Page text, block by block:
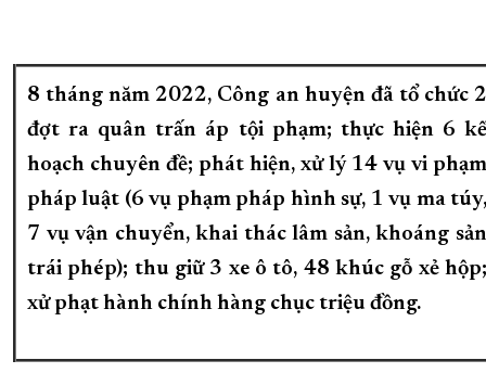
8 tháng năm 2022, Công an huyện đã tổ chức 2
đợt ra quân trấn áp tội phạm; thực hiện 6 kế
hoạch chuyên đề; phát hiện, xử lý 14 vụ vi phạm
pháp luật (6 vụ phạm pháp hình sự, 1 vụ ma túy,
7 vụ vận chuyển, khai thác lâm sản, khoáng sản
trái phép); thu giữ 3 xe ô tô, 48 khúc gỗ xẻ hộp;
xử phạt hành chính hàng chục triệu đồng.